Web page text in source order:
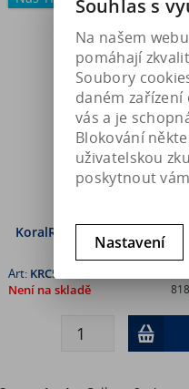
KoralRecover - proti
korálů (500ml)
Art: KRC500
Není na skladě
Souhlas s
Na našem
pomáhají
Soubory
daném
vás a je
Blokování
uživatelskou
poskytnout
Nastavení